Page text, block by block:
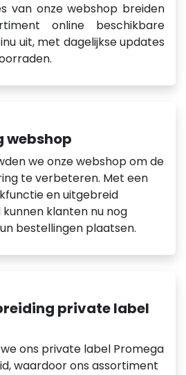
van onze webshop breiden
online beschikbare
uit, met dagelijkse updates
webshop
we onze webshop om de
te verbeteren. Met een
en uitgebreid
klanten nu nog
bestellingen plaatsen.
private label
ons private label Promega
waardoor ons assortiment